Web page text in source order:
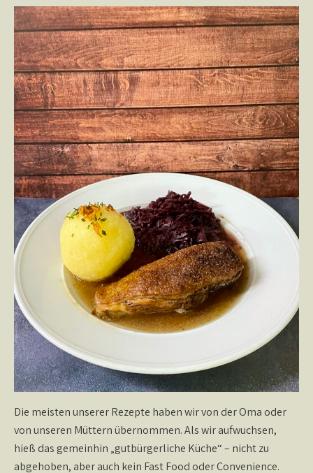
Die meisten unserer Rezepte haben wir von der Oma oder
von unseren Müttern übernommen. Als wir aufwuchsen,
hieß das gemeinhin „gutbürgerliche Küche“ – nicht zu
abgehoben, aber auch kein Fast Food oder Convenience.